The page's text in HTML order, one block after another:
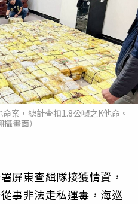
案，總計查扣1.8公噸之K他命。
攝畫面）
屏東查緝隊接獲情資，
事非法走私運毒，海巡